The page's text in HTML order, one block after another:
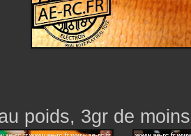
poids, 3gr de